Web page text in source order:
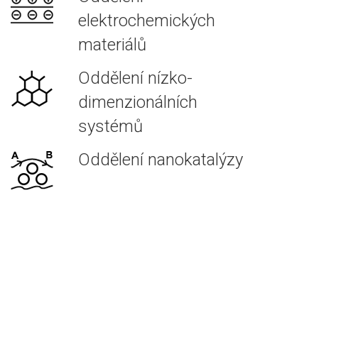
elektrochemických
materiálů
Oddělení nízko-
dimenzionálních
systémů
Oddělení nanokatalýzy